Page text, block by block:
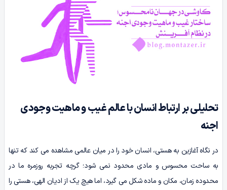
تحلیلی بر ارتباط انسان با عالم غیب و ماهیت وجودی
اجنه
در نگاه آغازین به هستی، انسان خود را در میان عالمی مشاهده می کند که تنها
به ساحت محسوس و مادی محدود نمی شود؛ گرچه تجربه روزمره ما در
محدوده زمان، مکان و ماده شکل می گیرد، اما هیچ یک از ادیان الهی، هستی را